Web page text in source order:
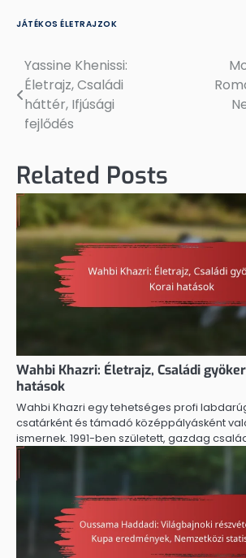
JÁTÉKOS ÉLETRAJZOK
Post
navigation
Yassine Khenissi:
Életrajz, Családi
háttér, Ifjúsági
fejlődés
Related Posts
Wahbi Khazri: Életrajz, Családi
hatások
Wahbi Khazri egy tehetséges profi
csatárként és támadó középpályásként
ismernek. 1991-ben született, gazdag